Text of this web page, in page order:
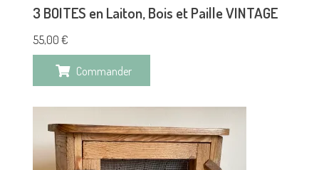
3 BOITES en Laiton, Bois et Paille VINTAGE
55,00 €
Commander